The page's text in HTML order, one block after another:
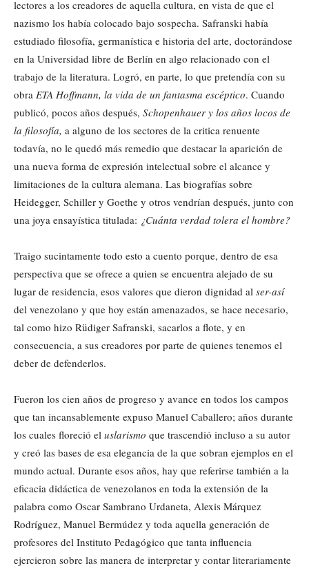
lectores a los creadores de aquella cultura, en vista de que el
nazismo los había colocado bajo sospecha. Safranski había
estudiado filosofía, germanística e historia del arte, doctorándose
en la Universidad libre de Berlín en algo relacionado con el
trabajo de la literatura. Logró, en parte, lo que pretendía con su
obra ETA Hoffmann, la vida de un fantasma escéptico. Cuando
publicó, pocos años después, Schopenhauer y los años locos de
la filosofía, a alguno de los sectores de la critica renuente
todavía, no le quedó más remedio que destacar la aparición de
una nueva forma de expresión intelectual sobre el alcance y
limitaciones de la cultura alemana. Las biografías sobre
Heidegger, Schiller y Goethe y otros vendrían después, junto con
una joya ensayística titulada: ¿Cuánta verdad tolera el hombre?
Traigo sucintamente todo esto a cuento porque, dentro de esa
perspectiva que se ofrece a quien se encuentra alejado de su
lugar de residencia, esos valores que dieron dignidad al ser-así
del venezolano y que hoy están amenazados, se hace necesario,
tal como hizo Rüdiger Safranski, sacarlos a flote, y en
consecuencia, a sus creadores por parte de quienes tenemos el
deber de defenderlos.
Fueron los cien años de progreso y avance en todos los campos
que tan incansablemente expuso Manuel Caballero; años durante
los cuales floreció el uslarismo que trascendió incluso a su autor
y creó las bases de esa elegancia de la que sobran ejemplos en el
mundo actual. Durante esos años, hay que referirse también a la
eficacia didáctica de venezolanos en toda la extensión de la
palabra como Oscar Sambrano Urdaneta, Alexis Márquez
Rodríguez, Manuel Bermúdez y toda aquella generación de
profesores del Instituto Pedagógico que tanta influencia
ejercieron sobre las manera de interpretar y contar literariamente